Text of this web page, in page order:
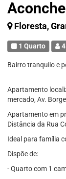
Floresta,
1 Quarto
Bairro tranquilo e
Apartamento
mercado, Av.
Apartamento em
Distância da Rua
Ideal para família
Dispõe de:
- Quarto com 1